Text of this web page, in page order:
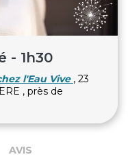
- 1h30
l'Eau Vive , 23
, près de
AVIS